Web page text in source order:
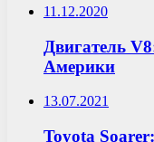
11.12.2020
Двигатель
Америки
13.07.2021
Toyota